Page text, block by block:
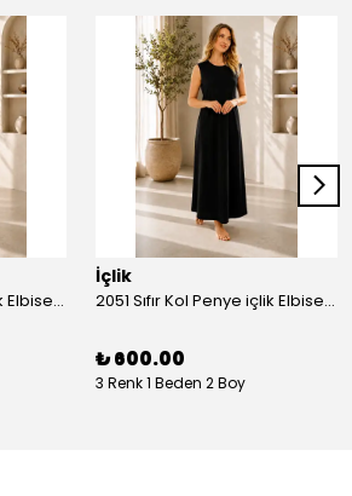
2051 Sıfır Kol Penye içlik Elbise - Ekru
İçlik
2051 Sıfır Kol Penye içlik Elbise - Siyah
₺ 600.00
3 Renk 1 Beden 2 Boy